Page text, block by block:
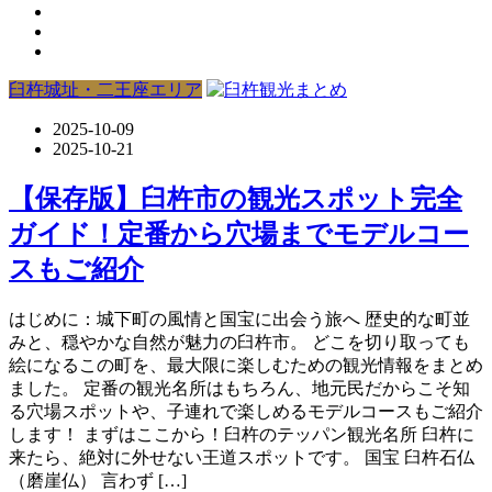
臼杵城址・二王座エリア
2025-10-09
2025-10-21
【保存版】臼杵市の観光スポット完全
ガイド！定番から穴場までモデルコー
スもご紹介
はじめに：城下町の風情と国宝に出会う旅へ 歴史的な町並
みと、穏やかな自然が魅力の臼杵市。 どこを切り取っても
絵になるこの町を、最大限に楽しむための観光情報をまとめ
ました。 定番の観光名所はもちろん、地元民だからこそ知
る穴場スポットや、子連れで楽しめるモデルコースもご紹介
します！ まずはここから！臼杵のテッパン観光名所 臼杵に
来たら、絶対に外せない王道スポットです。 国宝 臼杵石仏
（磨崖仏） 言わず […]